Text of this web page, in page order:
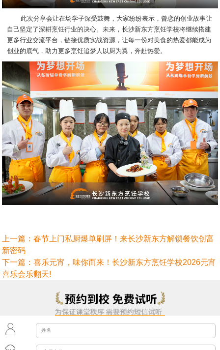
此次分享会让在场学子深受鼓舞，大家纷纷表示，曾恋的创业故事让
自己坚定了深耕烹饪行业的决心。未来，长沙新东方烹饪学校将继续搭建
更多行业交流平台，链接优质实战资源，让每一份对美食的热爱都能成为
创业的底气，助力更多烹饪追梦人以厨为翼，奔赴热爱。
上一篇：春节上门私厨爆单刷屏！来长沙新东方解锁餐饮创富
新密码
下一篇：喜乐元宵，味你而来！长沙新东方烹饪学校2026元宵
喜乐会乐翻天!